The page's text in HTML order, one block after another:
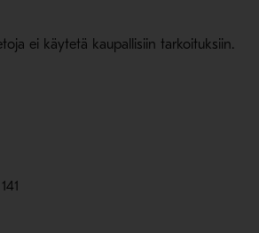
ei käytetä kaupallisiin tarkoituksiin.